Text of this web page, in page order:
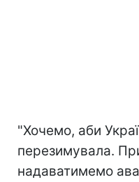
"Хочемо, аби
перезимувала.
надаватимемо